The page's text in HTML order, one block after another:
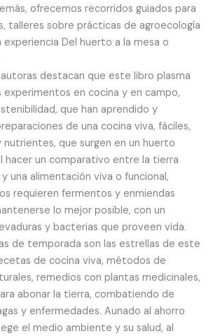
ofrecemos recorridos guiados para
talleres sobre prácticas de agroecología
Del huerto a la mesa o
destacan que este libro plasma
en cocina y en campo,
que han aprendido y
de una cocina viva, fáciles,
nutrientes, que surgen en un huerto
hacer un comparativo entre la tierra
una alimentación viva o funcional,
requieren fermentos y enmiendas
lo mejor posible, con un
y bacterias que proveen vida.
de temporada son las estrellas de este
de cocina viva, métodos de
remedios con plantas medicinales,
abonar la tierra, combatiendo de
y enfermedades. Aunado al ahorro
el medio ambiente y su salud, al